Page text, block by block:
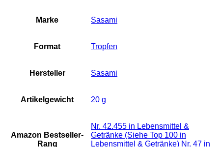
Marke ‎Sasami
Format ‎Tropfen
Hersteller ‎Sasami
Artikelgewicht ‎20 g
Amazon Bestseller-
Rang
Nr. 42.455 in Lebensmittel &
Getränke (Siehe Top 100 in
Lebensmittel & Getränke) Nr. 47 in